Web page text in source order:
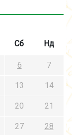
Сб Нд
6 7
13 14
20 21
27 28